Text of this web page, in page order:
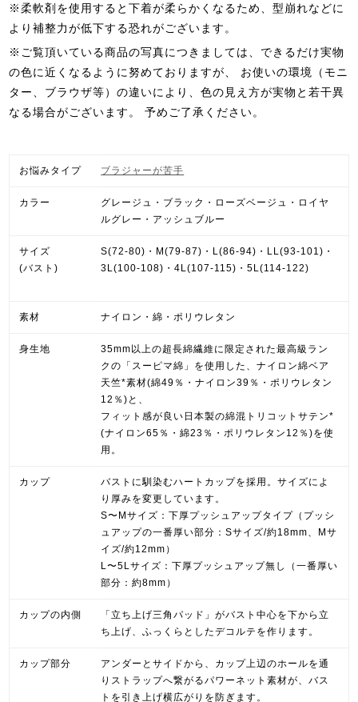
※柔軟剤を使用すると下着が柔らかくなるため、型崩れなどに
より補整力が低下する恐れがございます。
※ご覧頂いている商品の写真につきましては、できるだけ実物
の色に近くなるように努めておりますが、 お使いの環境（モニ
ター、ブラウザ等）の違いにより、色の見え方が実物と若干異
なる場合がございます。
予めご了承ください。
お悩みタイプ ブラジャーが苦手
カラー
グレージュ・ブラック・ローズベージュ・ロイヤ
ルグレー・アッシュブルー
サイズ
(バスト)
S(72-80)・M(79-87)・L(86-94)・LL(93-101)・
3L(100-108)・4L(107-115)・5L(114-122)
素材 ナイロン・綿・ポリウレタン
身生地
35mm以上の超長綿繊維に限定された最高級ラン
クの「スーピマ綿」を使用した、ナイロン綿ベア
天竺*素材(綿49％・ナイロン39％・ポリウレタン
12％)と、
フィット感が良い日本製の綿混トリコットサテン*
(ナイロン65％・綿23％・ポリウレタン12％)を使
用。
カップ
バストに馴染むハートカップを採用。サイズによ
り厚みを変更しています。
S〜Mサイズ：下厚プッシュアップタイプ（プッシ
ュアップの一番厚い部分：Sサイズ/約18mm、Mサ
イズ/約12mm）
L〜5Lサイズ：下厚プッシュアップ無し（一番厚い
部分：約8mm）
カップの内側
「立ち上げ三角パッド」がバスト中心を下から立
ち上げ、ふっくらとしたデコルテを作ります。
カップ部分
アンダーとサイドから、カップ上辺のホールを通
りストラップへ繋がるパワーネット素材が、バス
トを引き上げ横広がりを防ぎます。